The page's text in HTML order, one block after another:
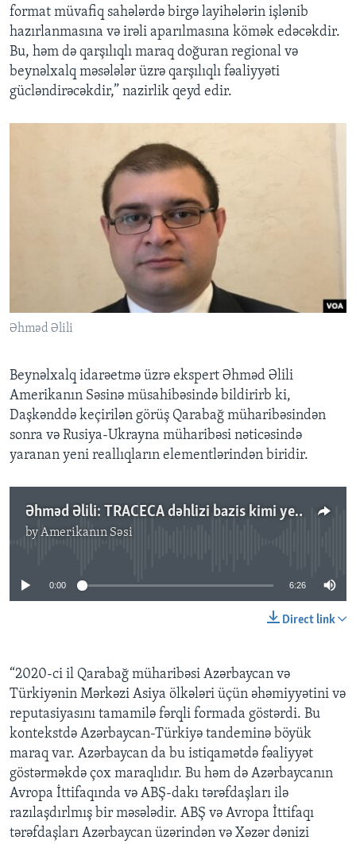
format müvafiq sahələrdə birgə layihələrin işlənib
hazırlanmasına və irəli aparılmasına kömək edəcəkdir.
Bu, həm də qarşılıqlı maraq doğuran regional və
beynəlxalq məsələlər üzrə qarşılıqlı fəaliyyəti
gücləndirəcəkdir,” nazirlik qeyd edir.
Əhməd Əlili
Beynəlxalq idarəetmə üzrə ekspert Əhməd Əlili
Amerikanın Səsinə müsahibəsində bildirirb ki,
Daşkənddə keçirilən görüş Qarabağ müharibəsindən
sonra və Rusiya-Ukrayna müharibəsi nəticəsində
yaranan yeni reallıqların elementlərindən biridir.
Əhməd Əlili: TRACECA dəhlizi bazis kimi yeni mərhələyə qaldırılır
byAmerikanın Səsi
0:00 6:26
Direct link
“2020-ci il Qarabağ müharibəsi Azərbaycan və
Türkiyənin Mərkəzi Asiya ölkələri üçün əhəmiyyətini və
reputasiyasını tamamilə fərqli formada göstərdi. Bu
kontekstdə Azərbaycan-Türkiyə tandeminə böyük
maraq var. Azərbaycan da bu istiqamətdə fəaliyyət
göstərməkdə çox maraqlıdır. Bu həm də Azərbaycanın
Avropa İttifaqında və ABŞ-dakı tərəfdaşları ilə
razılaşdırlmış bir məsələdir. ABŞ və Avropa İttifaqı
tərəfdaşları Azərbaycan üzərindən və Xəzər dənizi